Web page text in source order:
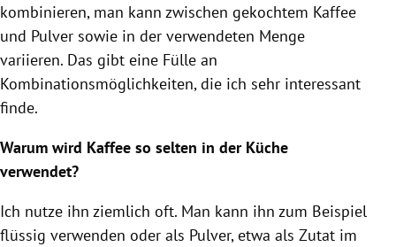
kombinieren, man kann zwischen gekochtem Kaffee
und Pulver sowie in der verwendeten Menge
variieren. Das gibt eine Fülle an
Kombinationsmöglichkeiten, die ich sehr interessant
finde.
Warum wird Kaffee so selten in der Küche
verwendet?
Ich nutze ihn ziemlich oft. Man kann ihn zum Beispiel
flüssig verwenden oder als Pulver, etwa als Zutat im